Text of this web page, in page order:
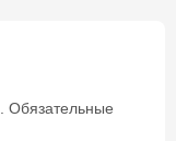
Обязательные